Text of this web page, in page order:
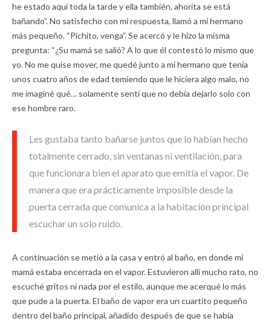
he estado aquí toda la tarde y ella también, ahorita se está
bañando”. No satisfecho con mi respuesta, llamó a mi hermano
más pequeño. “Pichito, venga”. Se acercó y le hizo la misma
pregunta: “¿Su mamá se salió? A lo que él contestó lo mismo que
yo. No me quise mover, me quedé junto a mi hermano que tenía
unos cuatro años de edad temiendo que le hiciera algo malo, no
me imaginé qué… solamente sentí que no debía dejarlo solo con
ese hombre raro.
Les gustaba tanto bañarse juntos que lo habían hecho
totalmente cerrado, sin ventanas ni ventilación, para
que funcionara bien el aparato que emitía el vapor. De
manera que era prácticamente imposible desde la
puerta cerrada que comunica a la habitación principal
escuchar un solo ruido.
A continuación se metió a la casa y entró al baño, en donde mi
mamá estaba encerrada en el vapor. Estuvieron allí mucho rato, no
escuché gritos ni nada por el estilo, aunque me acerqué lo más
que pude a la puerta. El baño de vapor era un cuartito pequeño
dentro del baño principal, añadido después de que se había